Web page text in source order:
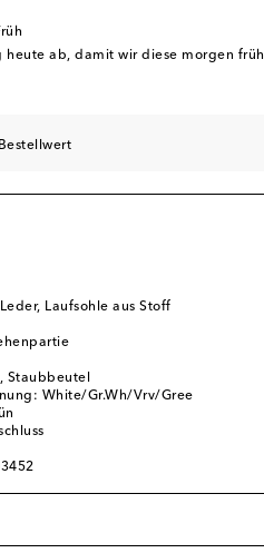
heute ab, damit wir diese morgen früh
Laufsohle aus Stoff
Staubbeutel
White/Gr.Wh/Vrv/Gree